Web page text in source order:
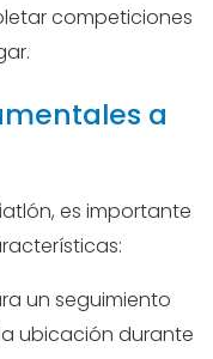
competiciones
a
es importante
un seguimiento
ubicación durante